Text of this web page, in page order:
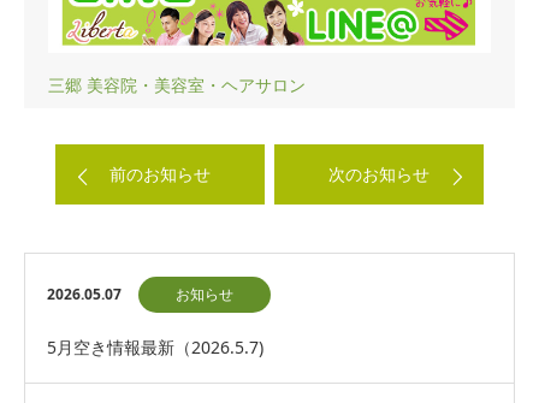
三郷 美容院・美容室・ヘアサロン
前のお知らせ 次のお知らせ
2026.05.07 お知らせ
5月空き情報最新（2026.5.7)